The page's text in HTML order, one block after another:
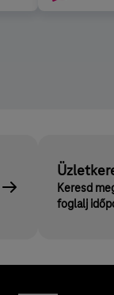
Keresd
foglalj